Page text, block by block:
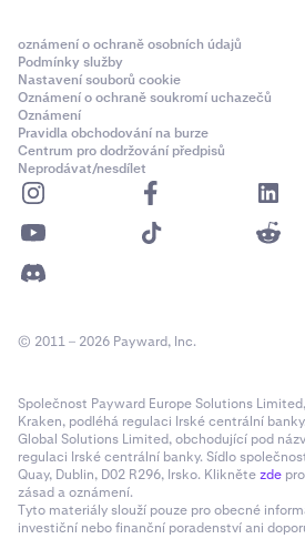
oznámení o ochraně osobních údajů
Podmínky služby
Nastavení souborů cookie
Oznámení o ochraně soukromí uchazečů
Oznámení
Pravidla obchodování na burze
Centrum pro dodržování předpisů
Neprodávat/nesdílet
© 2011 – 2026 Payward, Inc.
Společnost Payward Europe Solutions
Kraken, podléhá regulaci Irské centrální
Global Solutions Limited, obchodující pod
regulaci Irské centrální banky. Sídlo
Quay, Dublin, D02 R296, Irsko. Kliknětezde
zásad a oznámení.
Tyto materiály slouží pouze pro obecné
investiční nebo finanční poradenství ani